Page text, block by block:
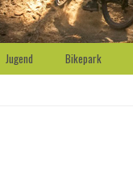
Jugend Bikepark